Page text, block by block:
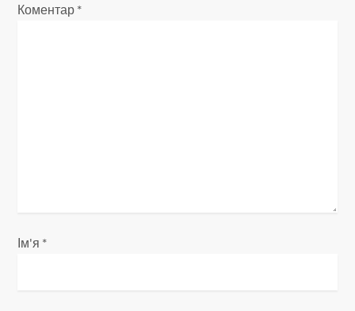
з
в
Коментар *
Ім'я *